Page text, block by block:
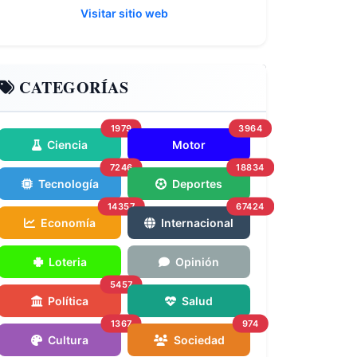
Visitar sitio web
CATEGORÍAS
Ciencia
1979
Motor
3964
Tecnología
7246
Deportes
18834
Economía
14357
Internacional
67424
Loteria Opinión
Política
5457
Salud
Cultura
1367
Sociedad
974